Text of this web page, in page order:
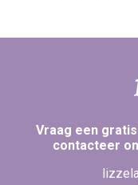
Vraag een
contacteer